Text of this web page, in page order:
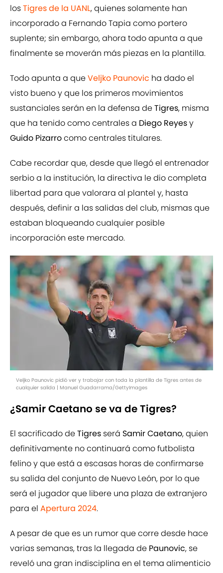
losTigres de la UANL, quienes solamente han
incorporado a Fernando Tapia como portero
suplente; sin embargo, ahora todo apunta a que
finalmente se moverán más piezas en la plantilla.
Todo apunta a queVeljko Paunovic ha dado el
visto bueno y que los primeros movimientos
sustanciales serán en la defensa deTigres, misma
que ha tenido como centrales a Diego Reyesy
Guido Pizarrocomo centrales titulares.
Cabe recordar que, desde que llegó el entrenador
serbio a la institución, la directiva le dio completa
libertad para que valorara al plantel y, hasta
después, definir a las salidas del club, mismas que
estaban bloqueando cualquier posible
incorporación este mercado.
Veljko Paunovic pidió ver y trabajar con toda la plantilla de Tigres antes de
cualquier salida | Manuel Guadarrama/GettyImages
¿Samir Caetano se va de Tigres?
El sacrificado deTigres será Samir Caetano, quien
definitivamente no continuará como futbolista
felino y que está a escasas horas de confirmarse
su salida del conjunto de Nuevo León, por lo que
será el jugador que libere una plaza de extranjero
para el Apertura 2024.
A pesar de que es un rumor que corre desde hace
varias semanas, tras la llegada de Paunovic, se
reveló una gran indisciplina en el tema alimenticio